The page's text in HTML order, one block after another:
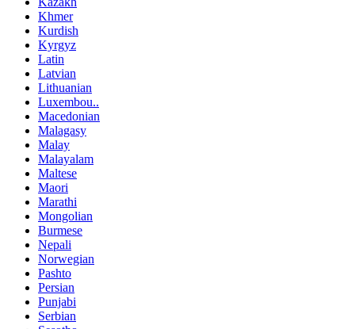
Khmer
Kurdish
Kyrgyz
Latin
Latvian
Lithuanian
Luxembou..
Macedonian
Malagasy
Malay
Malayalam
Maltese
Maori
Marathi
Mongolian
Burmese
Nepali
Norwegian
Pashto
Persian
Punjabi
Serbian